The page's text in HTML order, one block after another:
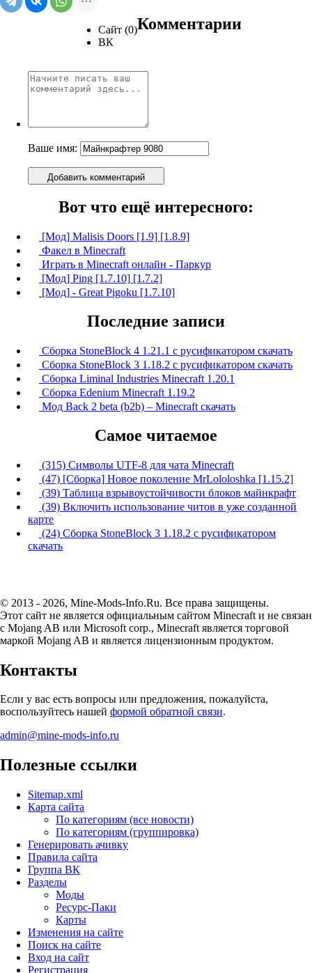
Сайт (0)
ВК
Комментарии
Ваше имя:
Добавить комментарий
Вот что ещё интересного:
[Мод] Malisis Doors [1.9] [1.8.9]
Факел в Minecraft
Играть в Minecraft онлайн - Паркур
[Мод] Ping [1.7.10] [1.7.2]
[Мод] - Great Pigoku [1.7.10]
Последние записи
Сборка StoneBlock 4 1.21.1 с русификатором скачать
Сборка StoneBlock 3 1.18.2 с русификатором скачать
Сборка Liminal Industries Minecraft 1.20.1
Сборка Edenium Minecraft 1.19.2
Мод Back 2 beta (b2b) – Minecraft скачать
Самое читаемое
(315) Символы UTF-8 для чата Minecraft
(47) [Сборка] Новое поколение MrLololoshka [1.15.2]
(39) Таблица взрывоустойчивости блоков майнкрафт
(39) Включить использование читов в уже созданной
карте
(24) Сборка StoneBlock 3 1.18.2 с русификатором
скачать
© 2013 - 2026, Mine-Mods-Info.Ru. Все права защищены.
Этот сайт не является официальным сайтом Minecraft и не связан
с Mojang AB или Microsoft corp., Minecraft является торговой
маркой Mojang AB и является лицензионным продуктом.
Контакты
Если у вас есть вопросы или предложения, пожалуйста,
воспользуйтесь нашей формой обратной связи.
admin@mine-mods-info.ru
Полезные ссылки
Sitemap.xml
Карта сайта
По категориям (все новости)
По категориям (группировка)
Генерировать ачивку
Правила сайта
Группа ВК
Разделы
Моды
Ресурс-Паки
Карты
Изменения на сайте
Поиск на сайте
Вход на сайт
Регистрация